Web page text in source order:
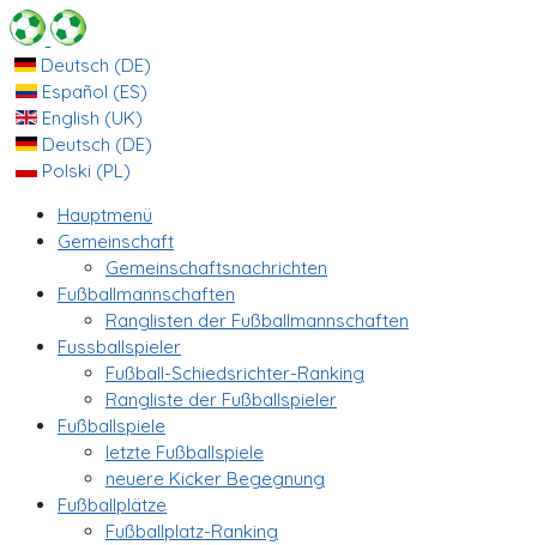
Deutsch (DE)
Español (ES)
English (UK)
Deutsch (DE)
Polski (PL)
Hauptmenü
Gemeinschaft
Gemeinschaftsnachrichten
Fußballmannschaften
Ranglisten der Fußballmannschaften
Fussballspieler
Fußball-Schiedsrichter-Ranking
Rangliste der Fußballspieler
Fußballspiele
letzte Fußballspiele
neuere Kicker Begegnung
Fußballplätze
Fußballplatz-Ranking